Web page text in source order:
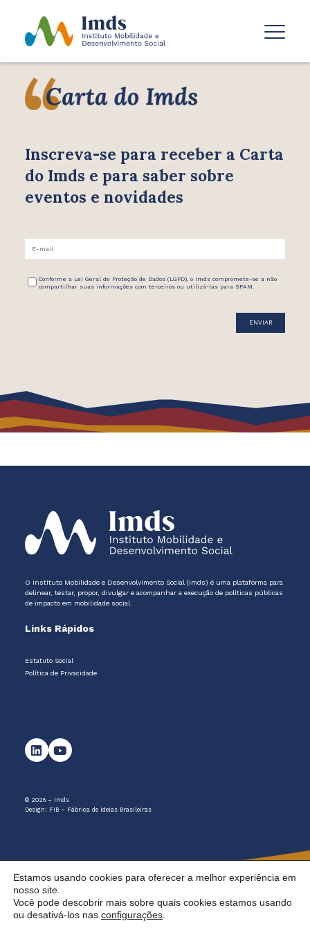
Inscreva-se para receber a Carta
do Imds e para saber sobre
eventos e novidades
Conforme a Lei Geral de Proteção de Dados (LGPD), o Imds compromete-se a não
compartilhar suas informações com terceiros ou utilizá-las para SPAM.
O Instituto Mobilidade e Desenvolvimento Social (Imds) é uma plataforma para
delinear, testar, propor, divulgar e acompanhar a execução de políticas públicas
de impacto em mobilidade social.
Links Rápidos
Estatuto Social
Política de Privacidade
© 2026 – Imds
Design: FIB – Fábrica de Ideias Brasileiras
Estamos usando cookies para oferecer a melhor experiência em
nosso site.
Você pode descobrir mais sobre quais cookies estamos usando
ou desativá-los nas configurações